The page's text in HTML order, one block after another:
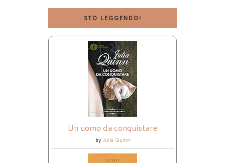
STO LEGGENDO!
Un uomo da conquistare
by Julia Quinn